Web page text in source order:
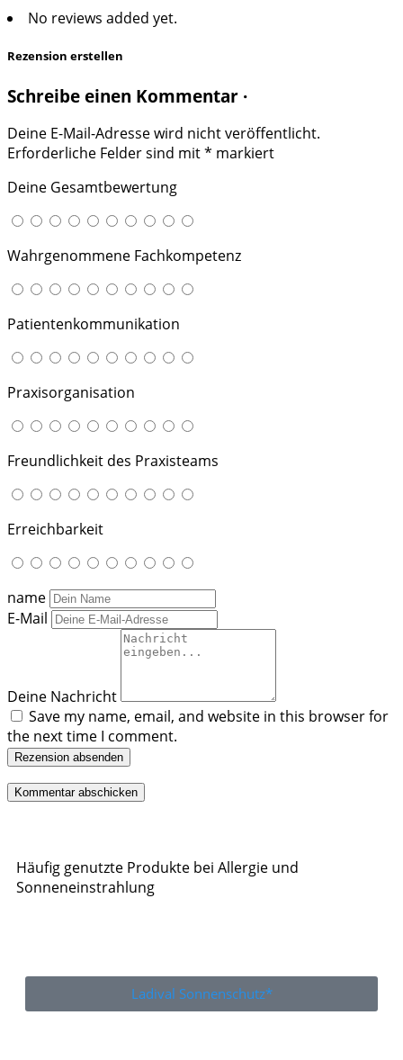
No reviews added yet.
Rezension erstellen
Schreibe einen Kommentar ·
Deine E-Mail-Adresse wird nicht veröffentlicht.
Erforderliche Felder sind mit* markiert
Deine Gesamtbewertung
Wahrgenommene Fachkompetenz
Patientenkommunikation
Praxisorganisation
Freundlichkeit des Praxisteams
Erreichbarkeit
name
E-Mail
Deine Nachricht
Save my name, email, and website in this browser for
the next time I comment.
Rezension absenden
Häufig genutzte Produkte bei Allergie und
Sonneneinstrahlung
Ladival Sonnenschutz*